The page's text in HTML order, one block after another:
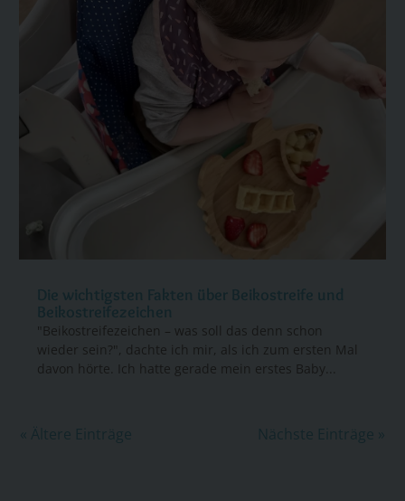
Die wichtigsten Fakten über Beikostreife und
Beikostreifezeichen
"Beikostreifezeichen – was soll das denn schon
wieder sein?", dachte ich mir, als ich zum ersten Mal
davon hörte. Ich hatte gerade mein erstes Baby...
« Ältere Einträge Nächste Einträge »